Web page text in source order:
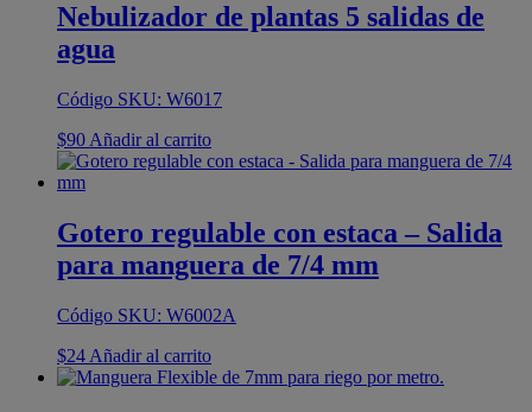
Nebulizador de plantas 5 salidas de
agua
Código SKU: W6017
$90 Añadir al carrito
Gotero regulable con estaca – Salida
para manguera de 7/4 mm
Código SKU: W6002A
$24 Añadir al carrito